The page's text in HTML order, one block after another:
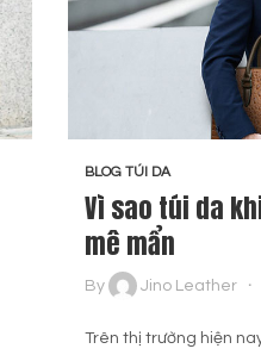
BLOG TÚI DA
Vì sao túi da
mê mẩn
By Jino Leather
Trên thị trường hiện